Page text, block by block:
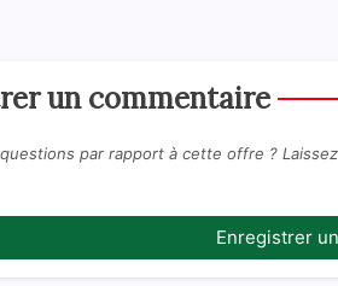
un commentaire
par rapport à cette offre ?
Enregistrer